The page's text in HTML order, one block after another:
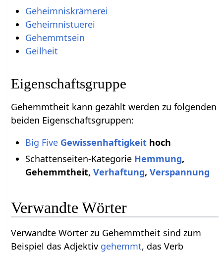
Geheimniskrämerei
Geheimnistuerei
Gehemmtsein
Geilheit
Eigenschaftsgruppe
Gehemmtheit kann gezählt werden zu folgenden
beiden Eigenschaftsgruppen:
Big Five Gewissenhaftigkeithoch
Schattenseiten-Kategorie Hemmung,
Gehemmtheit, Verhaftung, Verspannung
Verwandte Wörter
Verwandte Wörter zu Gehemmtheit sind zum
Beispiel das Adjektiv gehemmt, das Verb